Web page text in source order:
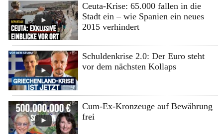
Ceuta-Krise: 65.000 fallen in die
Stadt ein – wie Spanien ein neues
2015 verhindert
Schuldenkrise 2.0: Der Euro steht
vor dem nächsten Kollaps
Cum-Ex-Kronzeuge auf Bewährung
frei